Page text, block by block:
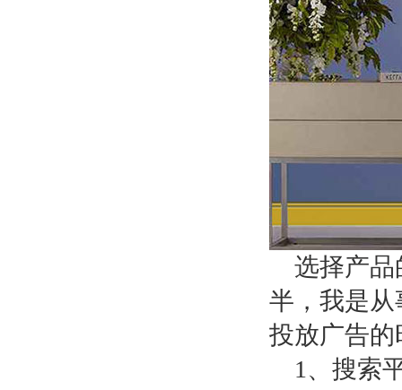
选择产品
半，我是
投放广告
1 、搜索